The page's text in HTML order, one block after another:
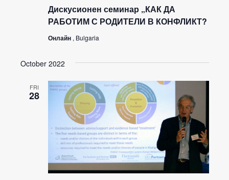
Дискусионен семинар „КАК ДА
РАБОТИМ С РОДИТЕЛИ В КОНФЛИКТ?
Онлайн , Bulgaria
October 2022
FRI
28